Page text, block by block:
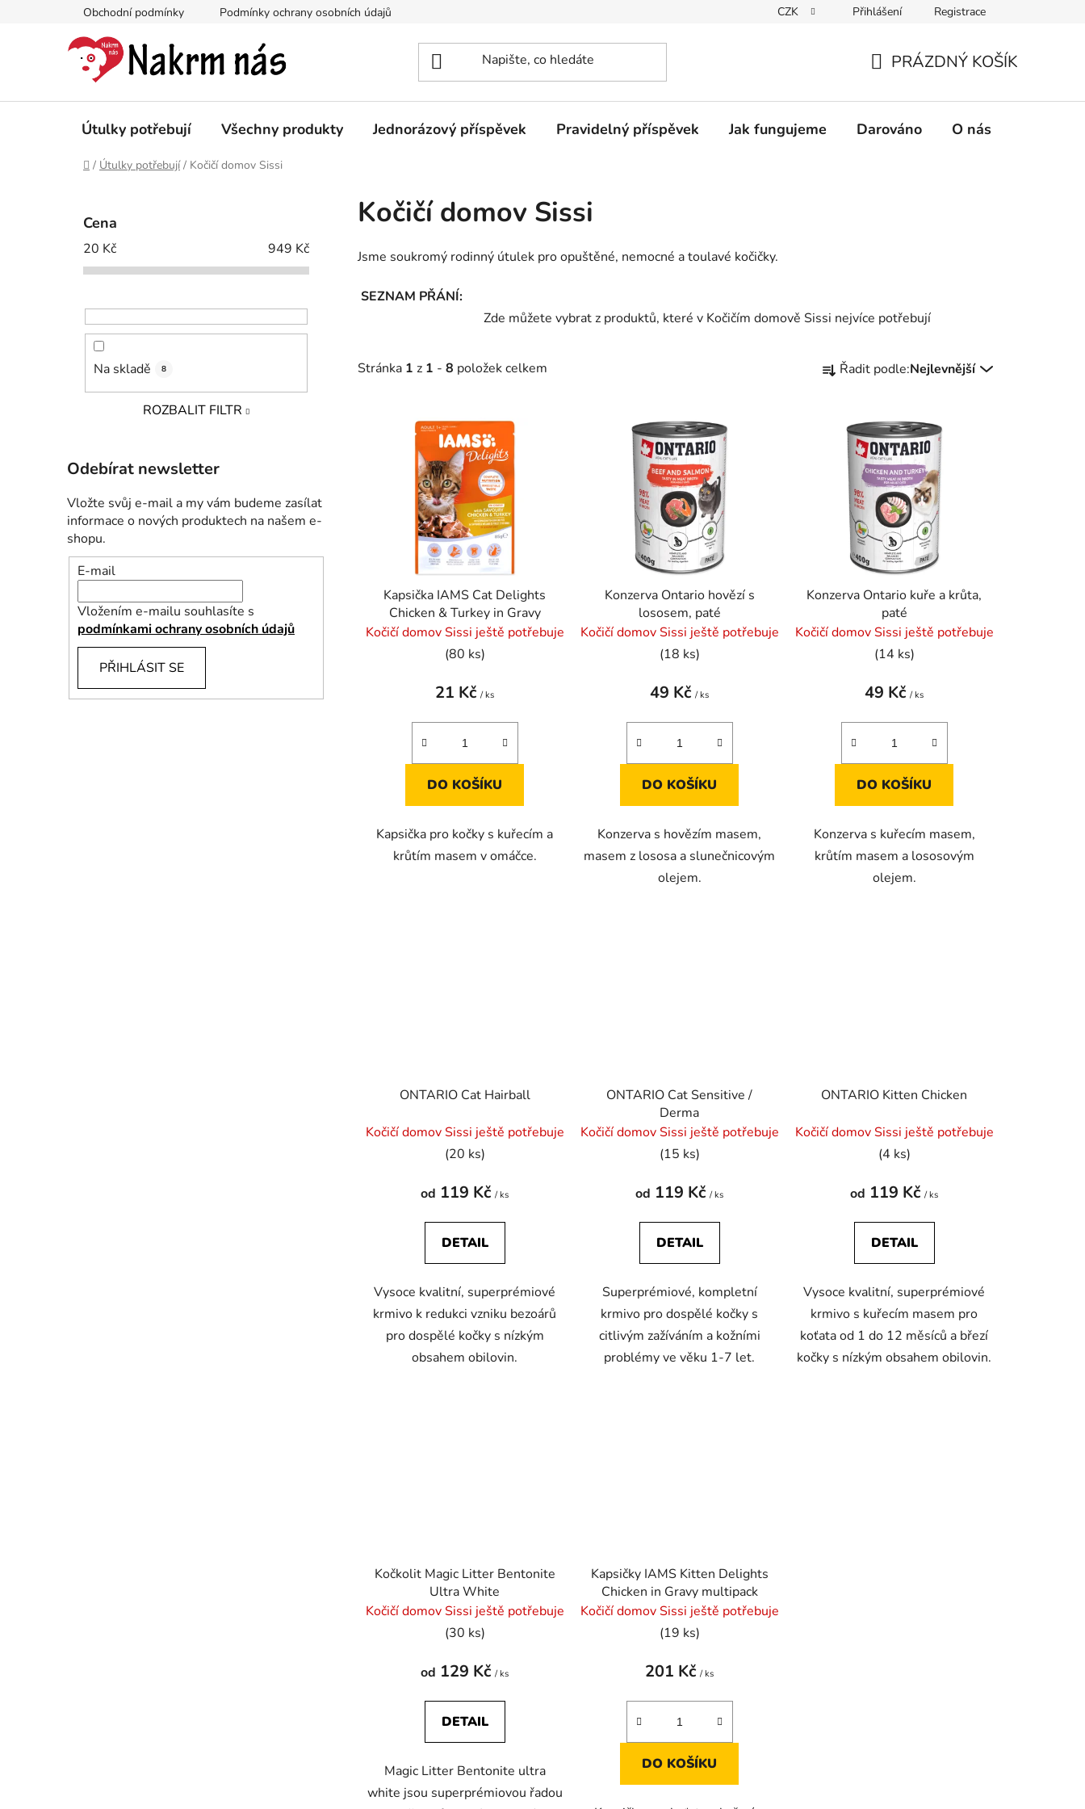
Obchodní podmínky Podmínky ochrany osobních údajů CZK Přihlášení Registrace
KOŠÍK
PRÁZDNÝ KOŠÍK
Útulky potřebují Všechny produkty Jednorázový příspěvek Pravidelný příspěvek Jak fungujeme Darováno O nás
Domů
/ Útulky potřebují / Kočičí domov Sissi
l
Cena
20 Kč 949 Kč
Na skladě 8
ROZBALIT FILTR
Odebírat newsletter
Vložte svůj e-mail a my vám budeme zasílat
informace o nových produktech na našem e-
shopu.
E-mail
Vložením e-mailu souhlasíte s
podmínkami ochrany osobních údajů
PŘIHLÁSIT SE
Kočičí domov Sissi
Jsme soukromý rodinný útulek pro opuštěné, nemocné a toulavé kočičky.
SEZNAM PŘÁNÍ:
Zde můžete vybrat z produktů, které v Kočičím domově Sissi nejvíce potřebují
Stránka 1 z 1 - 8 položek celkem
a
k
ů
Řadit podle:Nejlevnější
k
Kapsička IAMS Cat Delights
Chicken & Turkey in Gravy
Kočičí domov Sissi ještě potřebuje
(80 ks)
21 Kč/ ks
DO KOŠÍKU
Kapsička pro kočky s kuřecím a
krůtím masem v omáčce.
Konzerva Ontario hovězí s
lososem, paté
Kočičí domov Sissi ještě potřebuje
(18 ks)
49 Kč/ ks
DO KOŠÍKU
Konzerva s hovězím masem,
masem z lososa a slunečnicovým
olejem.
Konzerva Ontario kuře a krůta,
paté
Kočičí domov Sissi ještě potřebuje
(14 ks)
49 Kč/ ks
DO KOŠÍKU
Konzerva s kuřecím masem,
krůtím masem a lososovým
olejem.
ONTARIO Cat Hairball
Kočičí domov Sissi ještě potřebuje
(20 ks)
od 119 Kč/ ks
DETAIL
Vysoce kvalitní, superprémiové
krmivo k redukci vzniku bezoárů
pro dospělé kočky s nízkým
obsahem obilovin.
ONTARIO Cat Sensitive /
Derma
Kočičí domov Sissi ještě potřebuje
(15 ks)
od 119 Kč/ ks
DETAIL
Superprémiové, kompletní
krmivo pro dospělé kočky s
citlivým zažíváním a kožními
problémy ve věku 1-7 let.
ONTARIO Kitten Chicken
Kočičí domov Sissi ještě potřebuje
(4 ks)
od 119 Kč/ ks
DETAIL
Vysoce kvalitní, superprémiové
krmivo s kuřecím masem pro
koťata od 1 do 12 měsíců a březí
kočky s nízkým obsahem obilovin.
Kočkolit Magic Litter Bentonite
Ultra White
Kočičí domov Sissi ještě potřebuje
(30 ks)
od 129 Kč/ ks
DETAIL
Magic Litter Bentonite ultra
white jsou superprémiovou řadou
Kapsičky IAMS Kitten Delights
Chicken in Gravy multipack
Kočičí domov Sissi ještě potřebuje
(19 ks)
201 Kč/ ks
DO KOŠÍKU